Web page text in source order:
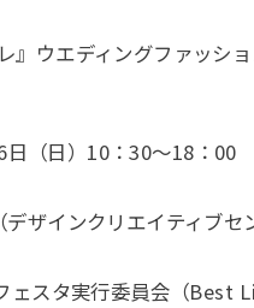
』ウエディングファッシ
（日）10：30～18：00
ザインクリエイティブセ
スタ実行委員会（Best